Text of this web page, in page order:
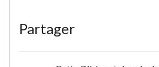
Partager